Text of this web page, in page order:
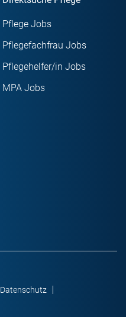
Pflege Jobs
Pflegefachfrau Jobs
Pflegehelfer/in Jobs
MPA Jobs
Datenschutz